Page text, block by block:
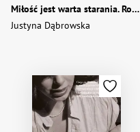
Miłość jest warta starania. Rozmowy z mistrzami
Justyna Dąbrowska